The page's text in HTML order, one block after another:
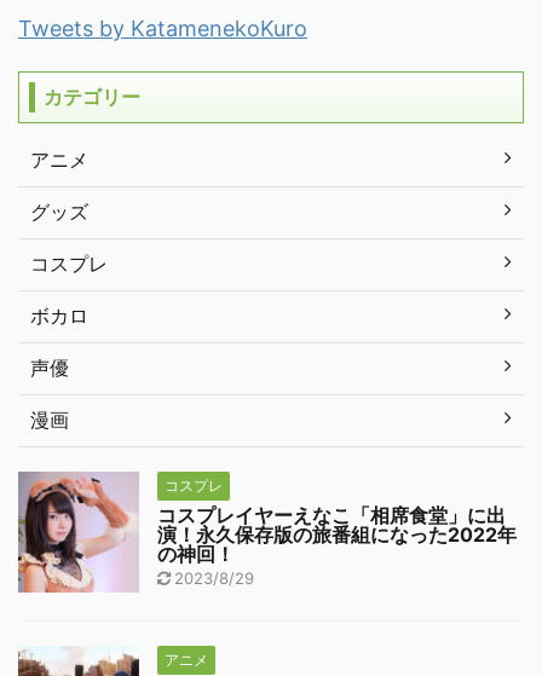
Tweets by KatamenekoKuro
カテゴリー
アニメ
グッズ
コスプレ
ボカロ
声優
漫画
コスプレ
コスプレイヤーえなこ「相席食堂」に出
演！永久保存版の旅番組になった2022年
の神回！
2023/8/29
アニメ